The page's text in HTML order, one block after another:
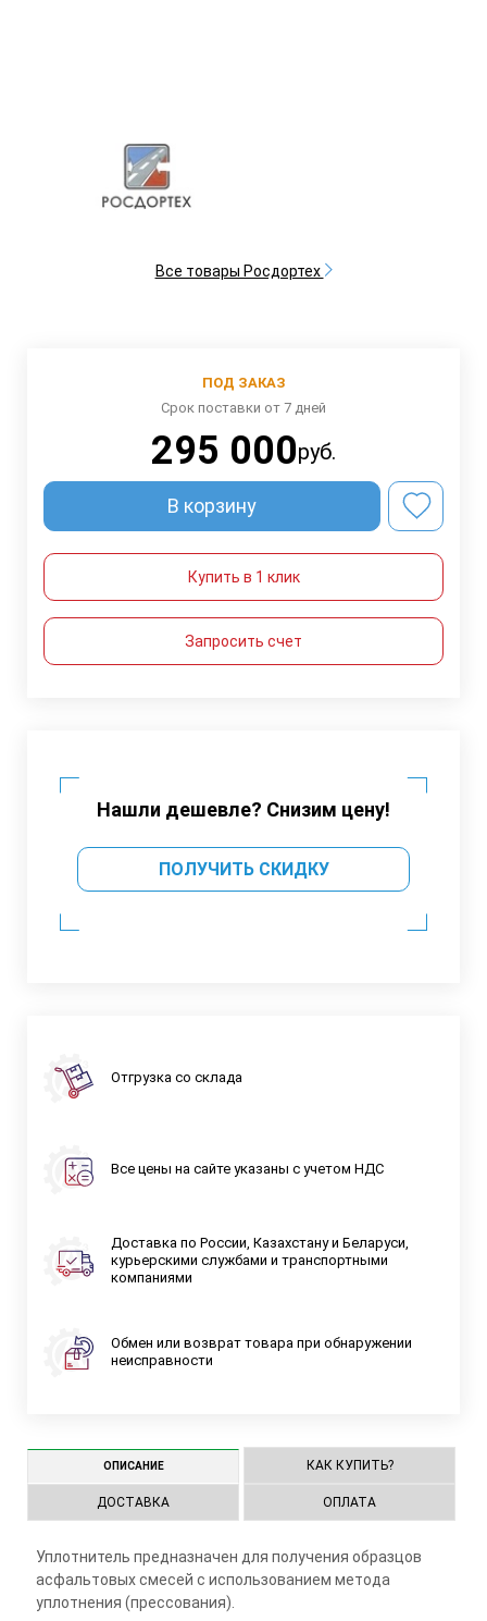
Все товары Росдортех
ПОД ЗАКАЗ
Срок поставки от 7 дней
295 000руб.
В корзину
Купить в 1 клик
Запросить счет
Нашли дешевле? Снизим цену!
ПОЛУЧИТЬ СКИДКУ
Отгрузка со склада
Все цены на сайте указаны с учетом НДС
Доставка по России, Казахстану и Беларуси,
курьерскими службами и транспортными
компаниями
Обмен или возврат товара при обнаружении
неисправности
ОПИСАНИЕ КАК КУПИТЬ?
ДОСТАВКА ОПЛАТА
Уплотнитель предназначен для получения образцов
асфальтовых смесей с использованием метода
уплотнения (прессования).